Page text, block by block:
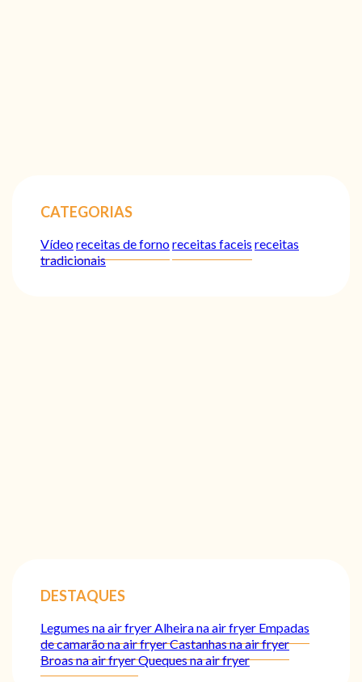
CATEGORIAS
Vídeoreceitas de fornoreceitas faceis receitas
tradicionais
DESTAQUES
Legumes na air fryer Alheira na air fryer Empadas
de camarão na air fryerCastanhas na air fryer
Broas na air fryerQueques na air fryer